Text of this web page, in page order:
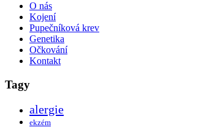
O nás
Kojení
Pupečníková krev
Genetika
Očkování
Kontakt
Tagy
alergie
ekzém